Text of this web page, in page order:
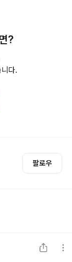
?
다.
팔로우